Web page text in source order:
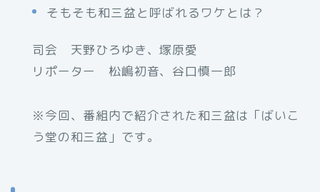
そもそも和三盆と呼ばれるワケとは？
司会 天野ひろゆき、塚原愛
リポーター 松嶋初音、谷口慎一郎
※今回、番組内で紹介された和三盆は「ばいこ
う堂の和三盆」です。